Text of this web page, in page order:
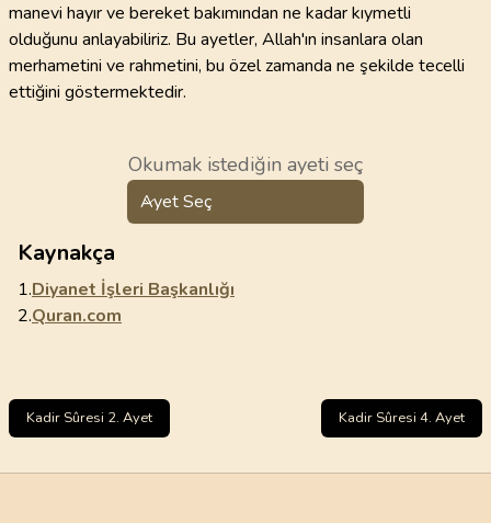
manevi hayır ve bereket bakımından ne kadar kıymetli
olduğunu anlayabiliriz. Bu ayetler, Allah'ın insanlara olan
merhametini ve rahmetini, bu özel zamanda ne şekilde tecelli
ettiğini göstermektedir.
Okumak istediğin ayeti seç
Ayet Seç
Kaynakça
1.Diyanet İşleri Başkanlığı
2.Quran.com
Kadir Sûresi 2. Ayet Kadir Sûresi 4. Ayet